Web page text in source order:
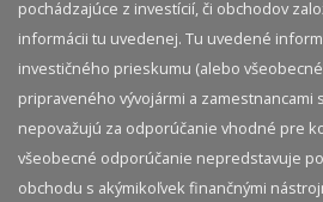
pochádzajúce z investícií, či obchodov
informácii tu uvedenej. Tu uvedené
investičného prieskumu (alebo
pripraveného vývojármi a zamestnancami
nepovažujú za odporúčanie vhodné pre
všeobecné odporúčanie nepredstavuje
obchodu s akýmikoľvek finančnými